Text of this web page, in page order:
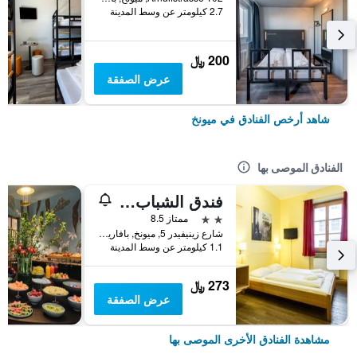
2.7 كيلومتر عن وسط المدينة
200 ﷼
عرض الصفقة
شاهد أرخص الفنادق في ميونخ
الفنادق الموصى بها
فندق الشباب يورو ميونيخ
2 نجمتين
ممتاز 8.5
شارع زينيفيدر 5, ميونخ, بافاريا, ألمانيا
1.1 كيلومتر عن وسط المدينة
273 ﷼
عرض الصفقة
مشاهدة الفنادق الأخرى الموصى بها